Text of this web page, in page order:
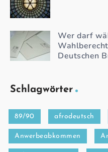
Wer darf
Deutschen
Schlagwörter
89/90 afrodeutsch
Anwerbeabkommen